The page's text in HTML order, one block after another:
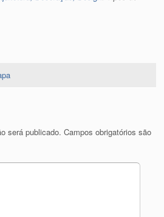
será publicado. Campos obrigatórios são